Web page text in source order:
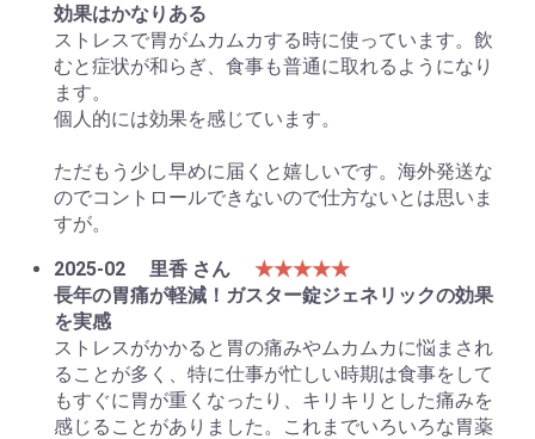
効果はかなりある
ストレスで胃がムカムカする時に使っています。飲
むと症状が和らぎ、食事も普通に取れるようになり
ます。
個人的には効果を感じています。
ただもう少し早めに届くと嬉しいです。海外発送な
のでコントロールできないので仕方ないとは思いま
すが。
2025-02
里香 さん
★★★★★
長年の胃痛が軽減！ガスター錠ジェネリックの効果
を実感
ストレスがかかると胃の痛みやムカムカに悩まされ
ることが多く、特に仕事が忙しい時期は食事をして
もすぐに胃が重くなったり、キリキリとした痛みを
感じることがありました。これまでいろいろな胃薬